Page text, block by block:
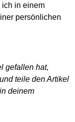
ich in einem
persönlichen
gefallen hat,
teile den Artikel
deinem